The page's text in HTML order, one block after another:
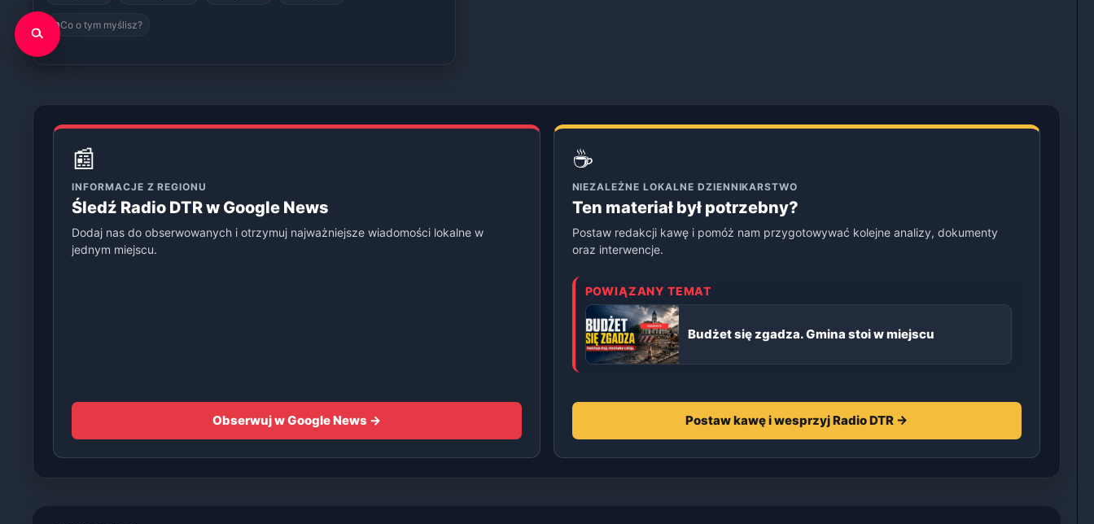
0Co o tym myślisz?
📰
INFORMACJE Z REGIONU
Śledź Radio DTR w Google News
Dodaj nas do obserwowanych i otrzymuj najważniejsze wiadomości lokalne w
jednym miejscu.
Obserwuj w Google News →
☕
NIEZALEŻNE LOKALNE DZIENNIKARSTWO
Ten materiał był potrzebny?
Postaw redakcji kawę i pomóż nam przygotowywać kolejne analizy, dokumenty
oraz interwencje.
POWIĄZANY TEMAT
Budżet się zgadza. Gmina stoi w miejscu
Postaw kawę i wesprzyj Radio DTR →